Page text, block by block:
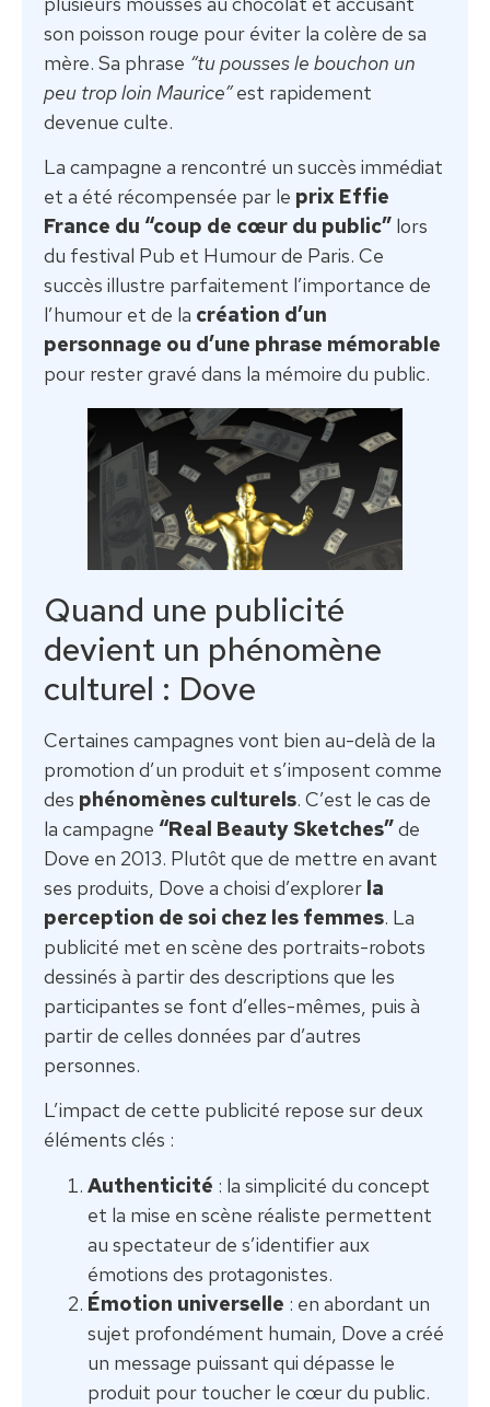
son poisson rouge pour éviter la colère de sa
mère. Sa phrase “tu pousses le bouchon un
peu trop loin Maurice”est rapidement
devenue culte.
La campagne a rencontré un succès immédiat
et a été récompensée par le prix Effie
France du “coup de cœur du public” lors
du festival Pub et Humour de Paris. Ce
succès illustre parfaitement l’importance de
l’humour et de la création d’un
personnage ou d’une phrase mémorable
pour rester gravé dans la mémoire du public.
Quand une publicité
devient un phénomène
culturel : Dove
Certaines campagnes vont bien au-delà de la
promotion d’un produit et s’imposent comme
des phénomènes culturels. C’est le cas de
la campagne “Real Beauty Sketches”de
Dove en 2013. Plutôt que de mettre en avant
ses produits, Dove a choisi d’explorer la
perception de soi chez les femmes. La
publicité met en scène des portraits-robots
dessinés à partir des descriptions que les
participantes se font d’elles-mêmes, puis à
partir de celles données par d’autres
personnes.
L’impact de cette publicité repose sur deux
éléments clés :
Authenticité : la simplicité du concept
et la mise en scène réaliste permettent
au spectateur de s’identifier aux
émotions des protagonistes.
Émotion universelle : en abordant un
sujet profondément humain, Dove a créé
un message puissant qui dépasse le
produit pour toucher le cœur du public.